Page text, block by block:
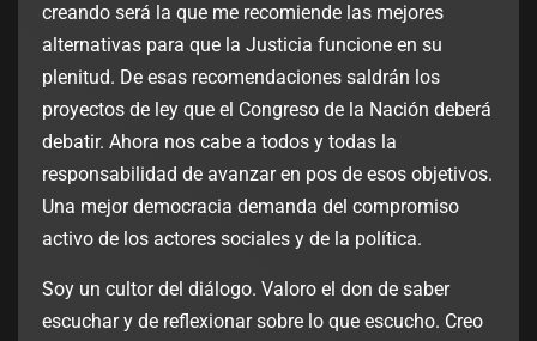
creando será la que me recomiende las mejores
alternativas para que la Justicia funcione en su
plenitud. De esas recomendaciones saldrán los
proyectos de ley que el Congreso de la Nación deberá
debatir. Ahora nos cabe a todos y todas la
responsabilidad de avanzar en pos de esos objetivos.
Una mejor democracia demanda del compromiso
activo de los actores sociales y de la política.
Soy un cultor del diálogo. Valoro el don de saber
escuchar y de reflexionar sobre lo que escucho. Creo